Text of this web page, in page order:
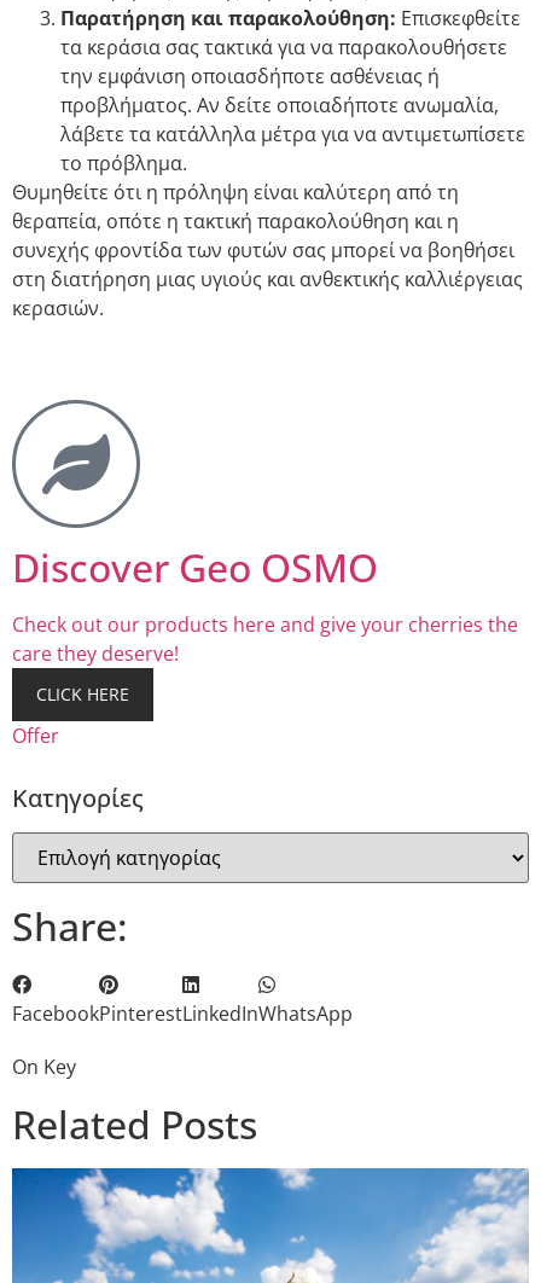
Παρατήρηση και παρακολούθηση: Επισκεφθείτε
τα κεράσια σας τακτικά για να παρακολουθήσετε
την εμφάνιση οποιασδήποτε ασθένειας ή
προβλήματος. Αν δείτε οποιαδήποτε ανωμαλία,
λάβετε τα κατάλληλα μέτρα για να αντιμετωπίσετε
το πρόβλημα.
Θυμηθείτε ότι η πρόληψη είναι καλύτερη από τη
θεραπεία, οπότε η τακτική παρακολούθηση και η
συνεχής φροντίδα των φυτών σας μπορεί να βοηθήσει
στη διατήρηση μιας υγιούς και ανθεκτικής καλλιέργειας
κερασιών.
Discover Geo OSMO
Check out our products here and give your cherries the
care they deserve!
CLICK HERE
Offer
Kατηγορίες
Share:
FacebookPinterestLinkedInWhatsApp
On Key
Related Posts